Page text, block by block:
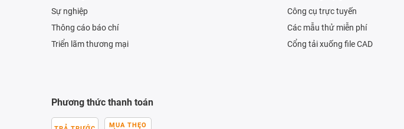
Sự nghiệp
Thông cáo báo chí
Triển lãm thương mại
Công cụ trực tuyến
Các mẫu thử miễn phí
Cổng tải xuống file CAD
Phương thức thanh toán
MUA THEO